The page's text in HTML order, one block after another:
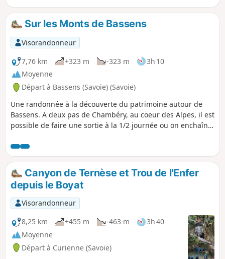
falaise) ainsi que de belles cascades.
Sur les Monts de Bassens
Visorandonneur
7,76 km
+323 m -323 m
3h 10
Moyenne
Départ à Bassens (Savoie) (Savoie)
Une randonnée à la découverte du patrimoine autour de
Bassens. A deux pas de Chambéry, au coeur des Alpes, il est
possible de faire une sortie à la 1/2 journée ou on enchaîne
Canyon de Ternèse et Trou de l'Enfer
depuis le Boyat
Visorandonneur
8,25 km
+455 m -463 m
3h 40
Moyenne
Départ à Curienne (Savoie)